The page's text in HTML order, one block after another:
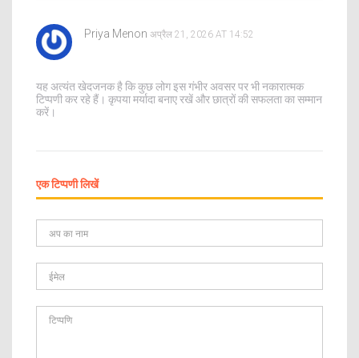
Priya Menon अप्रैल 21, 2026 AT 14:52
यह अत्यंत खेदजनक है कि कुछ लोग इस गंभीर अवसर पर भी नकारात्मक
टिप्पणी कर रहे हैं। कृपया मर्यादा बनाए रखें और छात्रों की सफलता का सम्मान
करें।
एक टिप्पणी लिखें